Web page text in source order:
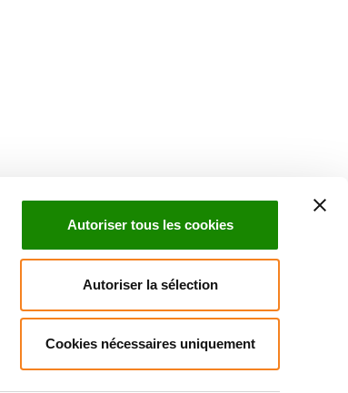
Autoriser tous les cookies
Autoriser la sélection
Cookies nécessaires uniquement
Inscrivez-vous à la newsletter
ActualitésDroits du patient